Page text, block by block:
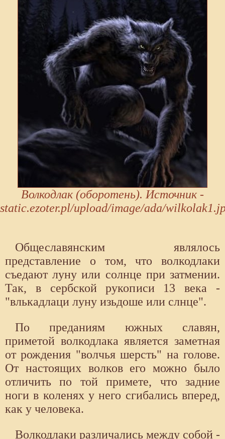
Волкодлак (оборотень). Источник -
static.ezoter.pl/upload/image/ada/
Общеславянским являлось
представление о том, что волкодлаки
съедают луну или солнце при затмении.
Так, в сербской рукописи 13 века -
"влькадлаци луну изьдоше или слнце".
По преданиям южных славян,
приметой волкодлака является заметная
от рождения "волчья шерсть" на голове.
От настоящих волков его можно было
отличить по той примете, что задние
ноги в коленях у него сгибались вперед,
как у человека.
Волкодлаки различались между собой -